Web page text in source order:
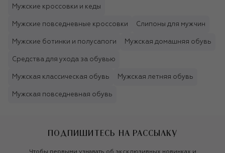
Мужские кроссовки и кеды
Мужские повседневные кроссовки Слипоны для мужчин
Мужские ботинки и полусапоги Мужская домашняя обувь
Средства для ухода за обувью
Мужская классическая обувь Мужская летняя обувь
Мужская повседневная обувь
ПОДПИШИТЕСЬ НА РАССЫЛКУ